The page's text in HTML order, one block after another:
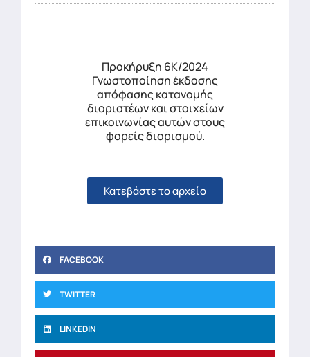
Προκήρυξη 6Κ/2024
Γνωστοποίηση έκδοσης
απόφασης κατανομής
διοριστέων και στοιχείων
επικοινωνίας αυτών στους
φορείς διορισμού.
Κατεβάστε το αρχείο
FACEBOOK
TWITTER
LINKEDIN